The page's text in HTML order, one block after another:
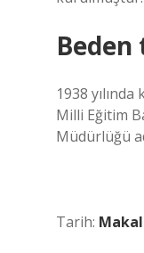
Beden
1938
Milli Eğitim
Müdürlüğü
Tarih: